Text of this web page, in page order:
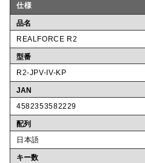
仕様
品名
REALFORCE R2
型番
R2-JPV-IV-KP
JAN
4582353582229
配列
日本語
キー数